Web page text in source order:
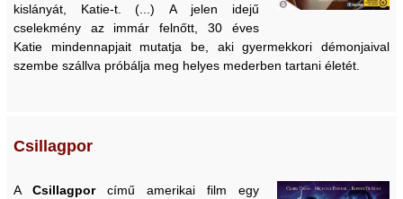
kislányát, Katie-t. (...) A jelen idejű
cselekmény az immár felnőtt, 30 éves
Katie mindennapjait mutatja be, aki gyermekkori démonjaival
szembe szállva próbálja meg helyes mederben tartani életét.
Csillagpor
A Csillagpor című amerikai film egy